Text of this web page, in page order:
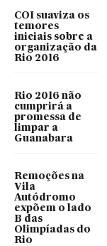
COI suaviza os
temores
iniciais sobre a
organização da
Rio 2016
Rio 2016 não
cumprirá a
promessa de
limpar a
Guanabara
Remoções na
Vila
Autódromo
expõem o lado
B das
Olimpíadas do
Rio